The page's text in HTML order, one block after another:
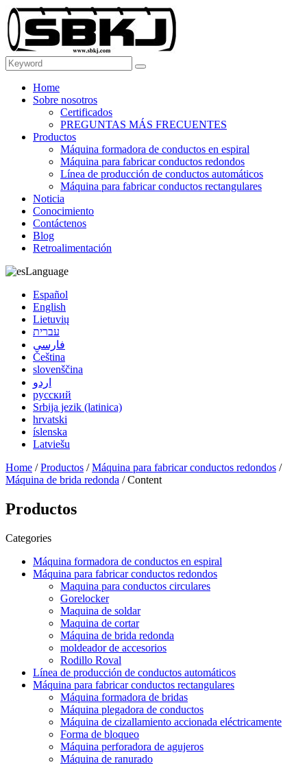
Home
Sobre nosotros
Certificados
PREGUNTAS MÁS FRECUENTES
Productos
Máquina formadora de conductos en espiral
Máquina para fabricar conductos redondos
Línea de producción de conductos automáticos
Máquina para fabricar conductos rectangulares
Noticia
Conocimiento
Contáctenos
Blog
Retroalimentación
Language
Español
English
Lietuvių
עברית
فارسی
Čeština
slovenščina
اردو
русский
Srbija jezik (latinica)
hrvatski
íslenska
Latviešu
Home /Productos /Máquina para fabricar conductos redondos /
Máquina de brida redonda / Content
Productos
Categories
Máquina formadora de conductos en espiral
Máquina para fabricar conductos redondos
Maquina para conductos circulares
Gorelocker
Maquina de soldar
Maquina de cortar
Máquina de brida redonda
moldeador de accesorios
Rodillo Roval
Línea de producción de conductos automáticos
Máquina para fabricar conductos rectangulares
Máquina formadora de bridas
Máquina plegadora de conductos
Máquina de cizallamiento accionada eléctricamente
Forma de bloqueo
Máquina perforadora de agujeros
Máquina de ranurado